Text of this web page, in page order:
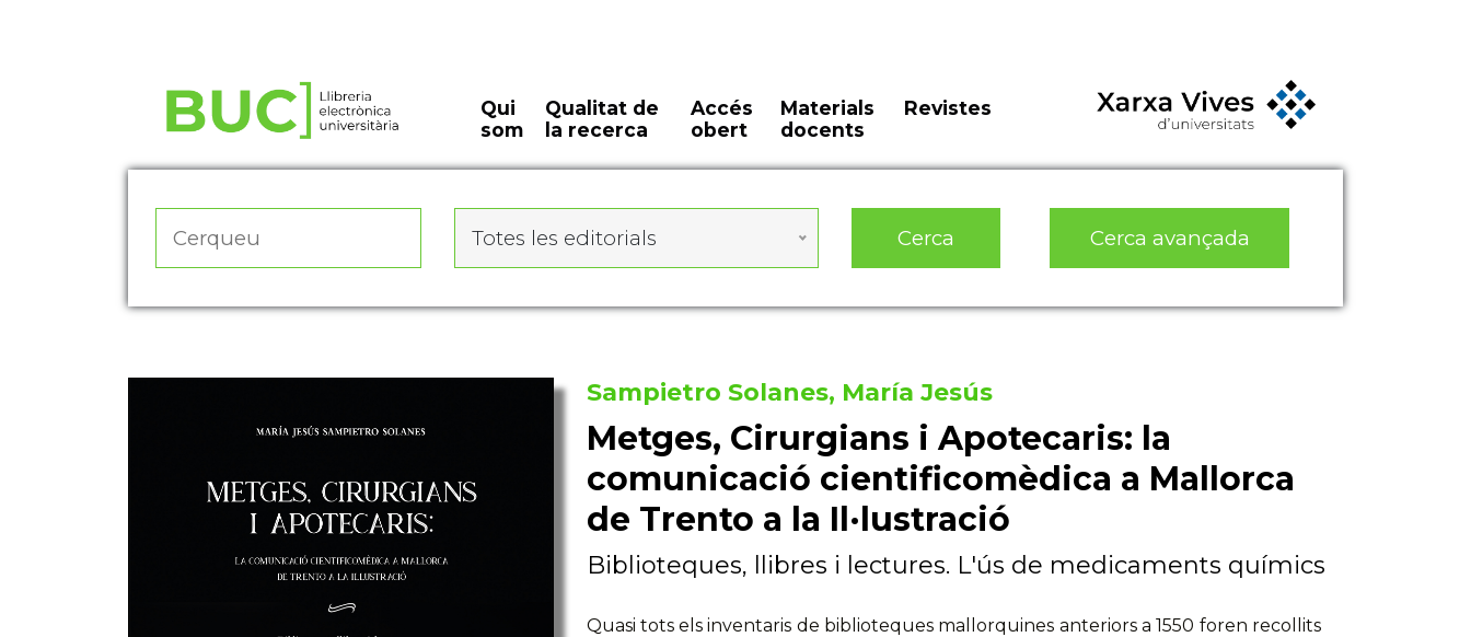
Qui
som
Qualitat de
la recerca
Accés
obert
Materials
docents
Revistes
Totes les editorials Cerca Cerca avançada
Sampietro Solanes, María Jesús
Metges, Cirurgians i Apotecaris: la
comunicació cientificomèdica a Mallorca
de Trento a la Il·lustració
Biblioteques, llibres i lectures. L'ús de medicaments químics
Quasi tots els inventaris de biblioteques mallorquines anteriors a 1550 foren recollits